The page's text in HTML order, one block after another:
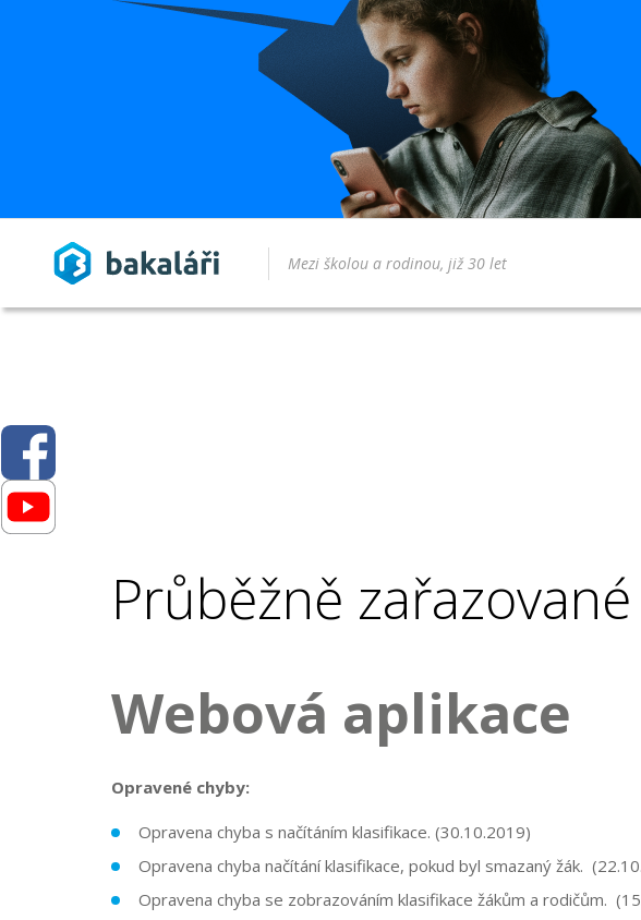
Průběžně
Webová aplikace
Opravené chyby:
Opravena chyba s načítáním klasifikace. (30.10.2019)
Opravena chyba načítání klasifikace, pokud byl smazaný žák.
Opravena chyba se zobrazováním klasifikace žákům a rodičům.